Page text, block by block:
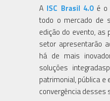
A ISC Brasil 4.0é o
todo o mercado de
edição do evento, as
setor apresentarão
há de mais
soluções
patrimonial, pública
convergência desses